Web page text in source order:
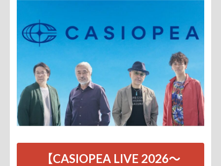
【CASIOPEA LIVE 2026～